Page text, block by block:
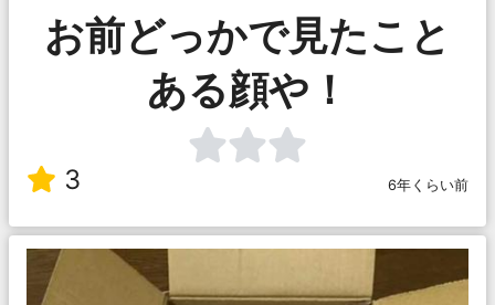
お前どっかで見たこと
ある顔や！
3 6年くらい前